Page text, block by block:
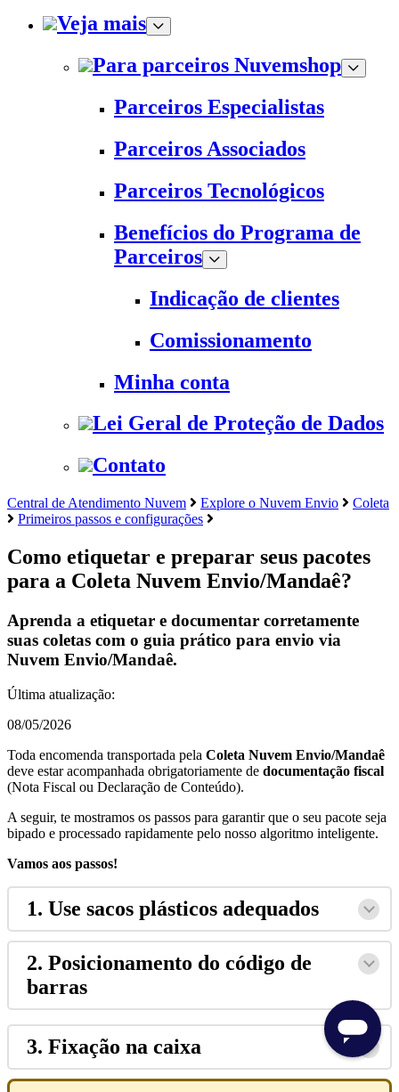
Veja mais
Para parceiros Nuvemshop
Parceiros Especialistas
Parceiros Associados
Parceiros Tecnológicos
Benefícios do Programa de
Parceiros
Indicação de clientes
Comissionamento
Minha conta
Lei Geral de Proteção de Dados
Contato
Central de Atendimento Nuvem Explore o Nuvem Envio
Coleta
Primeiros passos e configurações
Como etiquetar e preparar seus pacotes
para a Coleta Nuvem Envio/Mandaê?
Aprenda a etiquetar e documentar corretamente
suas coletas com o guia prático para envio via
Nuvem Envio/Mandaê.
Última atualização:
08/05/2026
Toda encomenda transportada pela Coleta Nuvem Envio/Mandaê
deve estar acompanhada obrigatoriamente de documentação fiscal
(Nota Fiscal ou Declaração de Conteúdo).
A seguir, te mostramos os passos para garantir que o seu pacote seja
bipado e processado rapidamente pelo nosso algoritmo inteligente.
Vamos aos passos!
1. Use sacos plásticos adequados
2. Posicionamento do código de
barras
3. Fixação na caixa